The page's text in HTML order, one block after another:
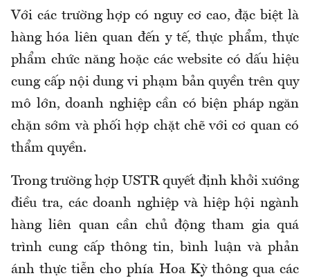
Với các trường hợp có nguy cơ cao, đặc biệt là
hàng hóa liên quan đến y tế, thực phẩm, thực
phẩm chức năng hoặc các website có dấu hiệu
cung cấp nội dung vi phạm bản quyền trên quy
mô lớn, doanh nghiệp cần có biện pháp ngăn
chặn sớm và phối hợp chặt chẽ với cơ quan có
thẩm quyền.
Trong trường hợp USTR quyết định khởi xướng
điều tra, các doanh nghiệp và hiệp hội ngành
hàng liên quan cần chủ động tham gia quá
trình cung cấp thông tin, bình luận và phản
ánh thực tiễn cho phía Hoa Kỳ thông qua các